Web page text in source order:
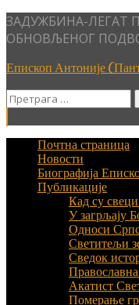
Skip
to
ЗАДУЖБИНА-ЛЕГАТ
ОБНОВЉЕНОГ
Епископ Антоније
Претрага
Почтна страница
Новости
Биографија
Публикације
Кад су
У загрљају
Односи
Светитељи
Сведок
Акатист
Померање